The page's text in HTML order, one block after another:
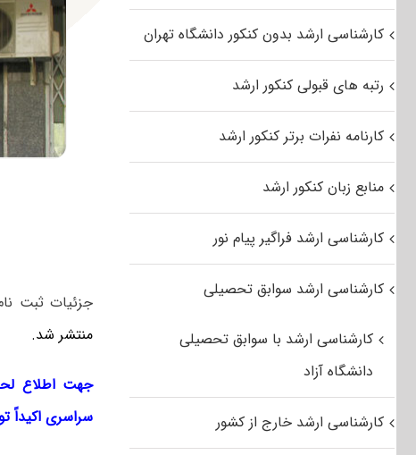
جزئیات ثبت نام کنکور ارشد ۹۷
منتشر شد.
سراسری اکیداً
کارشناسی ارشد بدون کنکور دانشگاه تهران
رتبه های قبولی کنکور ارشد
کارنامه نفرات برتر کنکور ارشد
منابع زبان کنکور ارشد
کارشناسی ارشد فراگیر پیام نور
کارشناسی ارشد سوابق تحصیلی
کارشناسی ارشد با سوابق تحصیلی
دانشگاه آزاد
کارشناسی ارشد خارج از کشور